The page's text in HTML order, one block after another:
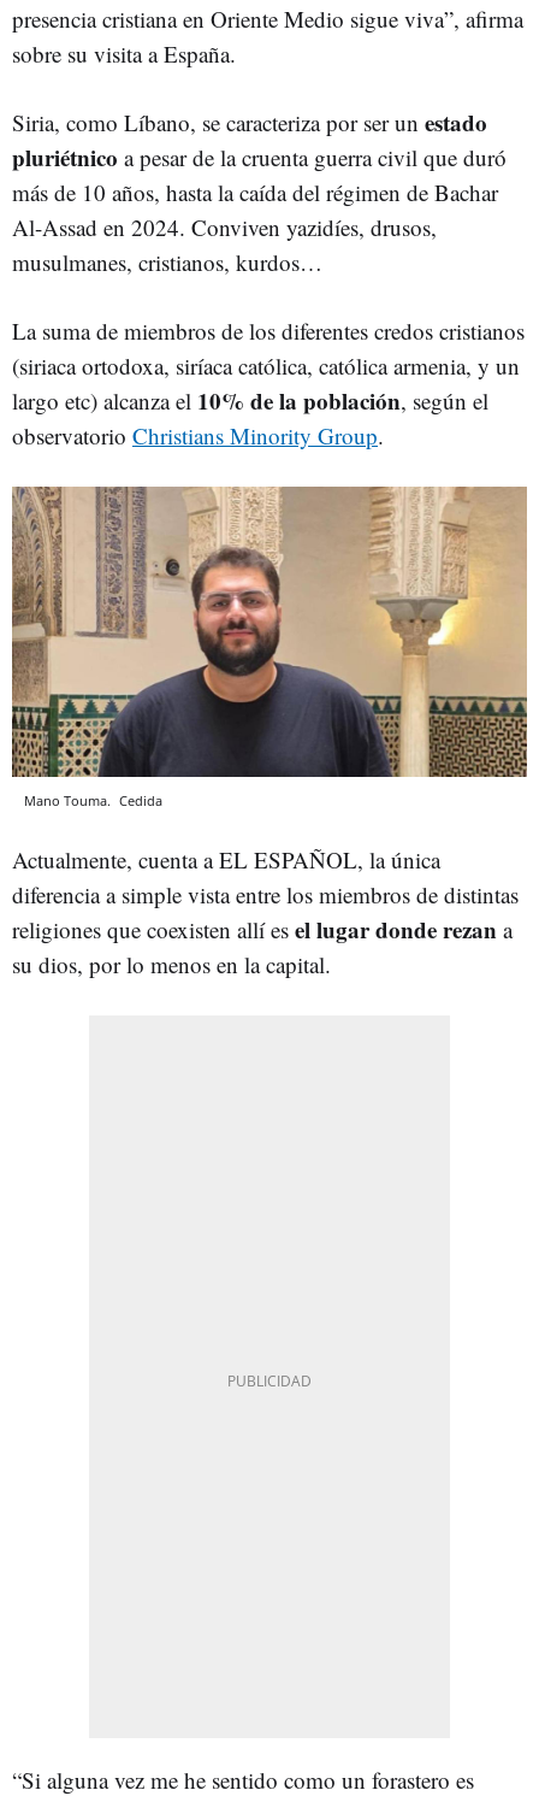
presencia cristiana en Oriente Medio sigue viva”, afirma
sobre su visita a España.
Siria, como Líbano, se caracteriza por ser un estado
pluriétnico a pesar de la cruenta guerra civil que duró
más de 10 años, hasta la caída del régimen de Bachar
Al-Assad en 2024. Conviven yazidíes, drusos,
musulmanes, cristianos, kurdos…
La suma de miembros de los diferentes credos cristianos
(siriaca ortodoxa, siríaca católica, católica armenia, y un
largo etc) alcanza el 10% de la población, según el
observatorio Christians Minority Group.
Mano Touma. Cedida
Actualmente, cuenta a EL ESPAÑOL, la única
diferencia a simple vista entre los miembros de distintas
religiones que coexisten allí es el lugar donde rezan a
su dios, por lo menos en la capital.
“Si alguna vez me he sentido como un forastero es